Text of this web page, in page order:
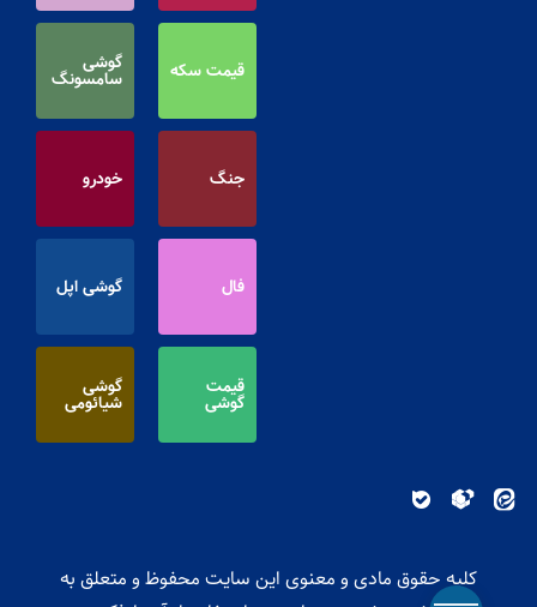
قیمت سکه گوشی
سامسونگ
جنگ خودرو
فال گوشی اپل
قیمت
گوشی
گوشی
شیائومی
کلیه حقوق مادی و معنوی این سایت محفوظ و متعلق به